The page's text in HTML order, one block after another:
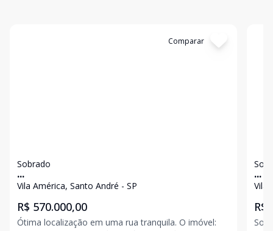
Comparar
Sobrado
...
Vila América, Santo André - SP
R$ 570.000,00
Ótima localização em uma rua tranquila. O imóvel:
...
Vila
R$